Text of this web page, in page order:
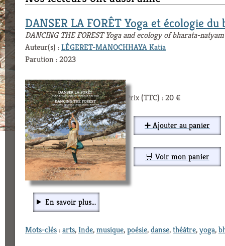
DANSER LA FORÊT Yoga et écologie
DANCING THE FOREST Yoga and ecology of bharata-natyam
Auteur(s) :LÉGERET-MANOCHHAYA Katia
Parution : 2023
Prix (TTC) : 20 €
➕ Ajouter au panier
🛒 Voir mon panier
En savoir plus...
Mots-clés:arts,Inde,musique,poésie,danse,théâtre,yoga,